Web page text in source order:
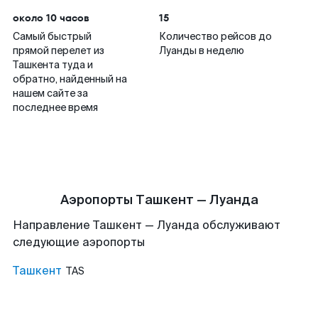
около 10 часов
Самый быстрый
прямой перелет из
Ташкента туда и
обратно, найденный на
нашем сайте за
последнее время
15
Количество рейсов до
Луанды в неделю
Аэропорты Ташкент — Луанда
Направление Ташкент — Луанда обслуживают
следующие аэропорты
Ташкент TAS